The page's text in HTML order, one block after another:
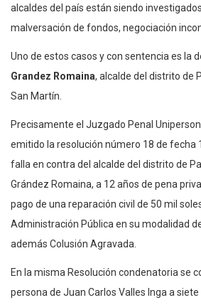
alcaldes del país están siendo
malversación de fondos, negociación
Uno de estos casos y con sentencia es la
Grandez Romaina, alcalde del distrito de
San Martín.
Precisamente el Juzgado Penal
emitido la resolución número 18 de fecha
falla en contra del alcalde del distrito de
Grández Romaina, a 12 años de pena
pago de una reparación civil de 50 mil
Administración Pública en su modalidad
además Colusión Agravada.
En la misma Resolución condenatoria se
persona de Juan Carlos Valles Inga a